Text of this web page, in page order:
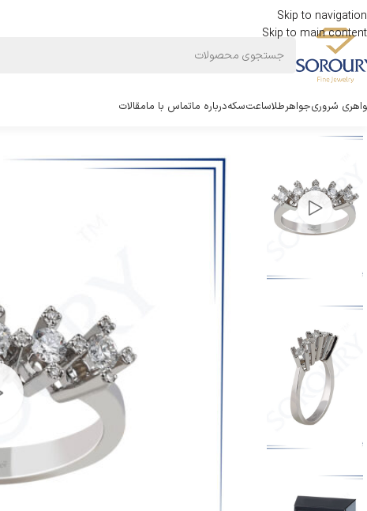
Skip to navigation
Skip to main content
سُروریجواهرطلاساعتسکهدرباره ماتماس با مامقالات